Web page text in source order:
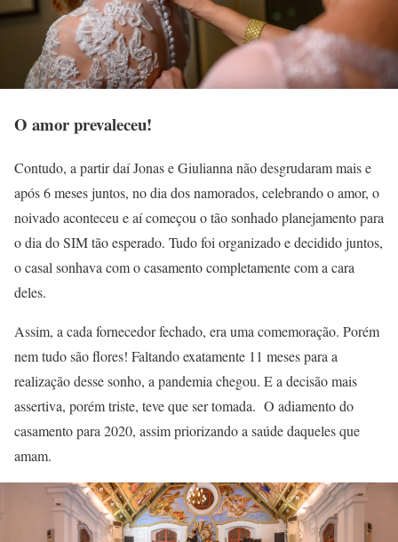
O amor prevaleceu!
Contudo, a partir daí Jonas e Giulianna não desgrudaram mais e
após 6 meses juntos, no dia dos namorados, celebrando o amor, o
noivado aconteceu e aí começou o tão sonhado planejamento para
o dia do SIM tão esperado. Tudo foi organizado e decidido juntos,
o casal sonhava com o casamento completamente com a cara
deles.
Assim, a cada fornecedor fechado, era uma comemoração. Porém
nem tudo são flores! Faltando exatamente 11 meses para a
realização desse sonho, a pandemia chegou. E a decisão mais
assertiva, porém triste, teve que ser tomada. O adiamento do
casamento para 2020, assim priorizando a saúde daqueles que
amam.